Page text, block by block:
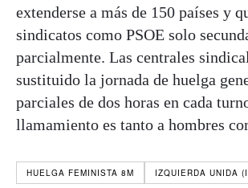
extenderse a más de 150 países y
sindicatos como PSOE solo
parcialmente. Las centrales
sustituido la jornada de huelga
parciales de dos horas en cada
llamamiento es tanto a hombres
HUELGA FEMINISTA 8M IZQUIERDA UNIDA